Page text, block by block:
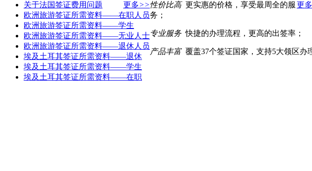
更多>>
关于法国签证费用问题
欧洲旅游签证所需资料――在职人员
欧洲旅游签证所需资料――学生
欧洲旅游签证所需资料――无业人士
欧洲旅游签证所需资料――退休人员
埃及土耳其签证所需资料——退休
埃及土耳其签证所需资料――学生
埃及土耳其签证所需资料――在职
更多
性价比高 更实惠的价格，享受最周全的服
务；
专业服务快捷的办理流程，更高的出签率；
产品丰富 覆盖37个签证国家，支持5大领区办